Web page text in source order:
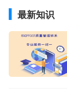
最新知识